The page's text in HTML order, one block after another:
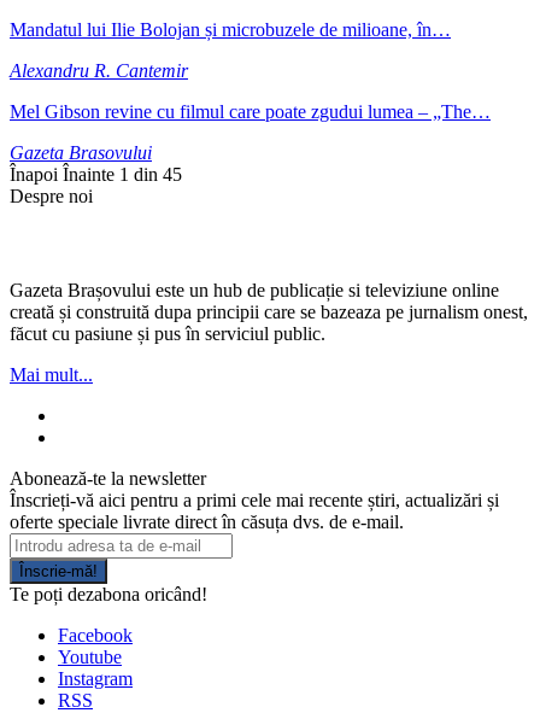
Mandatul lui Ilie Bolojan și microbuzele de milioane, în…
Alexandru R. Cantemir
Mel Gibson revine cu filmul care poate zgudui lumea – „The…
Gazeta Brasovului
Înapoi Înainte 1 din 45
Despre noi
Gazeta Brașovului este un hub de publicație si televiziune online
creată și construită dupa principii care se bazeaza pe jurnalism onest,
făcut cu pasiune și pus în serviciul public.
Mai mult...
Abonează-te la newsletter
Înscrieți-vă aici pentru a primi cele mai recente știri, actualizări și
oferte speciale livrate direct în căsuța dvs. de e-mail.
Înscrie-mă!
Te poți dezabona oricând!
Facebook
Youtube
Instagram
RSS